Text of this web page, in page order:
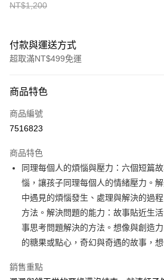
NT$1,200
付款與運送方式
超取滿NT$499免運
信用卡一次付款
超商取貨付款
Apple Pay
街口支付
悠遊付
ATM付款
商品特色
商品編號
7516823
商品特色
同理每個人的煩惱與壓力：六個短篇
惱，讓孩子同理每個人的情緒壓力。
中遇見的煩惱發生、處理與解決的過
方法。解決問題的能力：故事貼近生
事思考問題解決的方法。想像與創造
的糖果或點心，奇幻與奇遇的故事，
銷售重點